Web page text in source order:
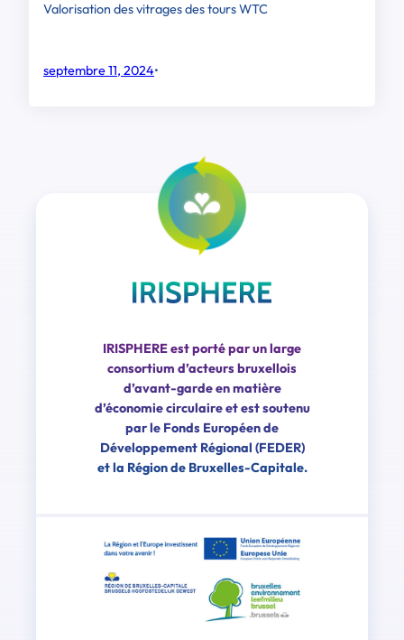
Valorisation des vitrages des tours WTC
septembre 11, 2024•
IRISPHERE est porté par un large
consortium d’acteurs bruxellois
d’avant-garde en matière
d’économie circulaire et est soutenu
par le Fonds Européen de
Développement Régional (FEDER)
et la Région de Bruxelles-Capitale.